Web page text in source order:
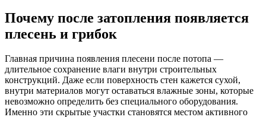
Почему после затопления появляется
плесень и грибок
Главная причина появления плесени после потопа —
длительное сохранение влаги внутри строительных
конструкций. Даже если поверхность стен кажется сухой,
внутри материалов могут оставаться влажные зоны, которые
невозможно определить без специального оборудования.
Именно эти скрытые участки становятся местом активного